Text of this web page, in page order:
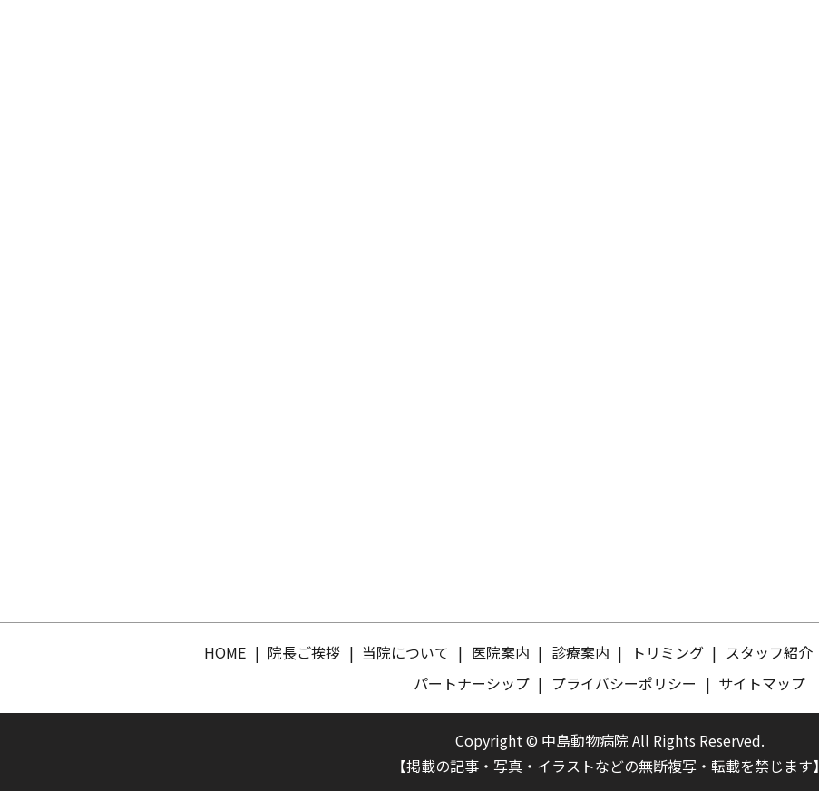
HOME 院長ご挨拶 当院について 医院案内 診療案内 トリミング スタッフ紹介
パートナーシップ
プライバシーポリシー サイトマップ
Copyright © 中島動物病院 All Rights Reserved.
【掲載の記事・写真・イラストなどの無断複写・転載を禁じます】